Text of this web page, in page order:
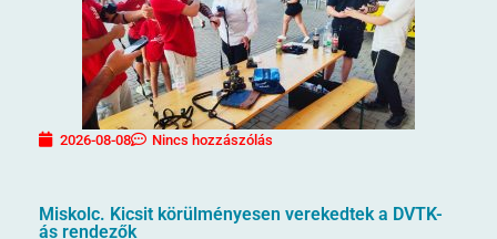
2026-08-08 Nincs hozzászólás
Miskolc. Kicsit körülményesen verekedtek a DVTK-
ás rendezők